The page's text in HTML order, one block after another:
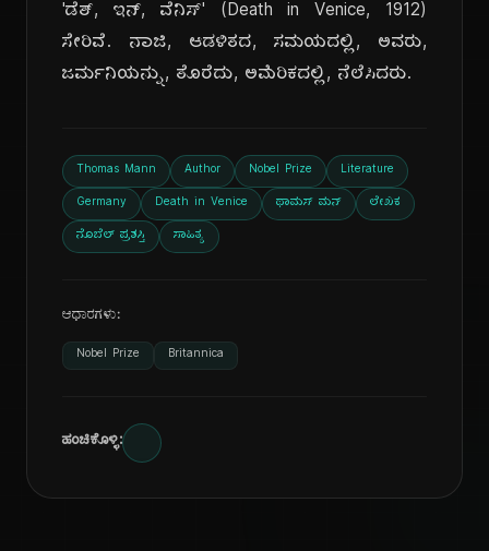
'ಡೆತ್, ಇನ್, ವೆನಿಸ್' (Death in Venice, 1912)
ಸೇರಿವೆ. ನಾಜಿ, ಆಡಳಿತದ, ಸಮಯದಲ್ಲಿ, ಅವರು,
ಜರ್ಮನಿಯನ್ನು, ತೊರೆದು, ಅಮೆರಿಕದಲ್ಲಿ, ನೆಲೆಸಿದರು.
Thomas Mann Author Nobel Prize Literature
Germany Death in Venice ಥಾಮಸ್ ಮನ್ ಲೇಖಕ
ನೊಬೆಲ್ ಪ್ರಶಸ್ತಿ ಸಾಹಿತ್ಯ
ಆಧಾರಗಳು:
Nobel Prize Britannica
ಹಂಚಿಕೊಳ್ಳಿ: